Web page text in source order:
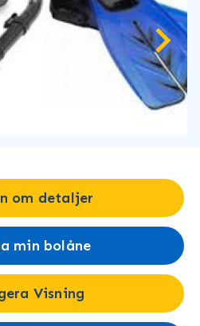
om detaljer
min bolåne
Visning